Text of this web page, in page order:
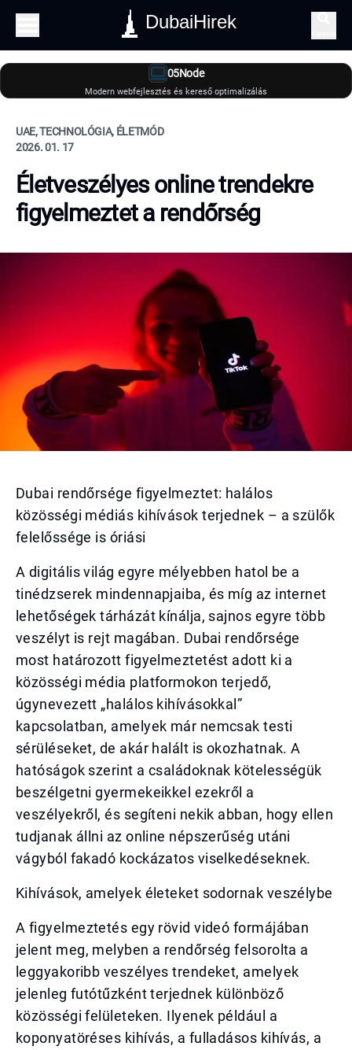
DubaiHirek
05Node
Modern webfejlesztés és kereső optimalizálás
UAE, TECHNOLÓGIA, ÉLETMÓD
2026. 01. 17
Életveszélyes online trendekre
figyelmeztet a rendőrség
Dubai rendőrsége figyelmeztet: halálos
közösségi médiás kihívások terjednek – a szülők
felelőssége is óriási
A digitális világ egyre mélyebben hatol be a
tinédzserek mindennapjaiba, és míg az internet
lehetőségek tárházát kínálja, sajnos egyre több
veszélyt is rejt magában. Dubai rendőrsége
most határozott figyelmeztetést adott ki a
közösségi média platformokon terjedő,
úgynevezett „halálos kihívásokkal”
kapcsolatban, amelyek már nemcsak testi
sérüléseket, de akár halált is okozhatnak. A
hatóságok szerint a családoknak kötelességük
beszélgetni gyermekeikkel ezekről a
veszélyekről, és segíteni nekik abban, hogy ellen
tudjanak állni az online népszerűség utáni
vágyból fakadó kockázatos viselkedéseknek.
Kihívások, amelyek életeket sodornak veszélybe
A figyelmeztetés egy rövid videó formájában
jelent meg, melyben a rendőrség felsorolta a
leggyakoribb veszélyes trendeket, amelyek
jelenleg futótűzként terjednek különböző
közösségi felületeken. Ilyenek például a
koponyatöréses kihívás, a fulladásos kihívás, a